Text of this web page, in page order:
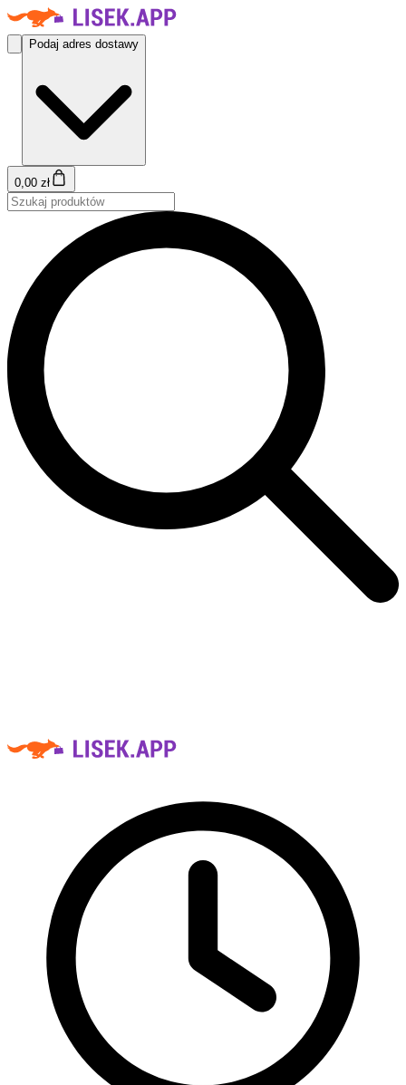
Podaj adres dostawy
0,00 zł